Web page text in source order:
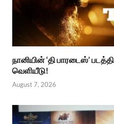
நானியின் ‘தி பாரடைஸ்’
வெளியீடு!
August 7, 2026